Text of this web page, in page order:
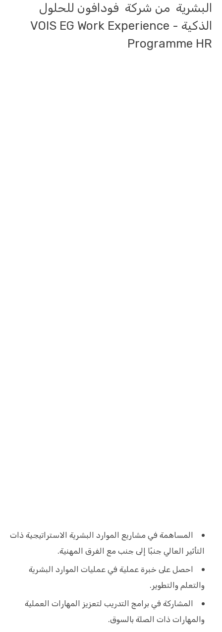
البشرية من شركة فودافون للحلول
الذكية - VOIS EG Work Experience
Programme HR
المساهمة في مشاريع الموارد البشرية الاستراتيجية ذات
التأثير العالي جنبًا إلى جنب مع الفرق المهنية.
احصل على خبرة عملية في عمليات الموارد البشرية
والتعلم والتطوير.
المشاركة في برامج التدريب لتعزيز المهارات العملية
والمهارات ذات الصلة بالسوق.